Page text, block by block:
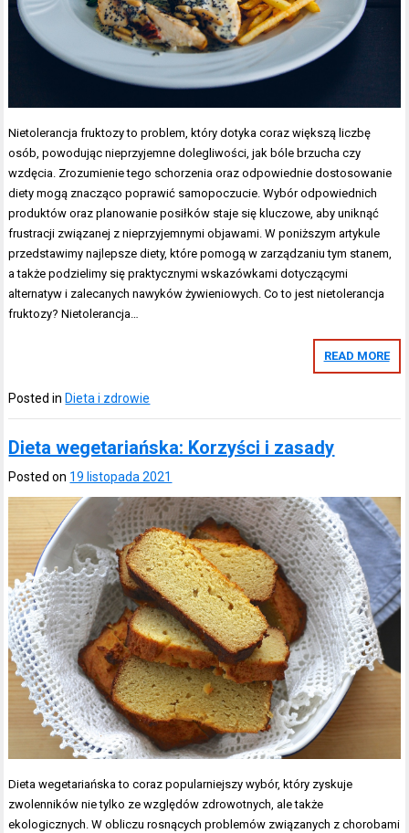
Nietolerancja fruktozy to problem, który dotyka coraz większą liczbę
osób, powodując nieprzyjemne dolegliwości, jak bóle brzucha czy
wzdęcia. Zrozumienie tego schorzenia oraz odpowiednie dostosowanie
diety mogą znacząco poprawić samopoczucie. Wybór odpowiednich
produktów oraz planowanie posiłków staje się kluczowe, aby uniknąć
frustracji związanej z nieprzyjemnymi objawami. W poniższym artykule
przedstawimy najlepsze diety, które pomogą w zarządzaniu tym stanem,
a także podzielimy się praktycznymi wskazówkami dotyczącymi
alternatyw i zalecanych nawyków żywieniowych. Co to jest nietolerancja
fruktozy? Nietolerancja…
READ MORE
Posted in Dieta i zdrowie
Dieta wegetariańska: Korzyści i zasady
Posted on 19 listopada 2021
Dieta wegetariańska to coraz popularniejszy wybór, który zyskuje
zwolenników nie tylko ze względów zdrowotnych, ale także
ekologicznych. W obliczu rosnących problemów związanych z chorobami